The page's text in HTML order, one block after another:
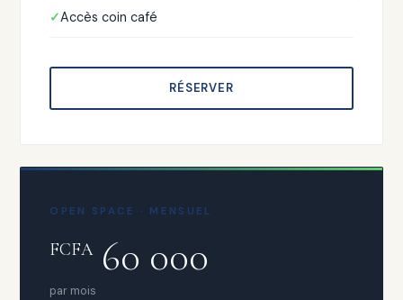
Accès coin café
RÉSERVER
OPEN SPACE · MENSUEL
FCFA60 000
par mois